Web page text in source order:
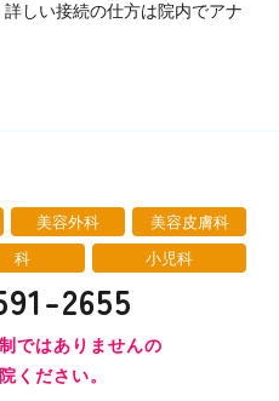
しい接続の仕方は院内でアナ
美容外科
美容皮膚科
科 小児科
2655
ではありませんの
ください。